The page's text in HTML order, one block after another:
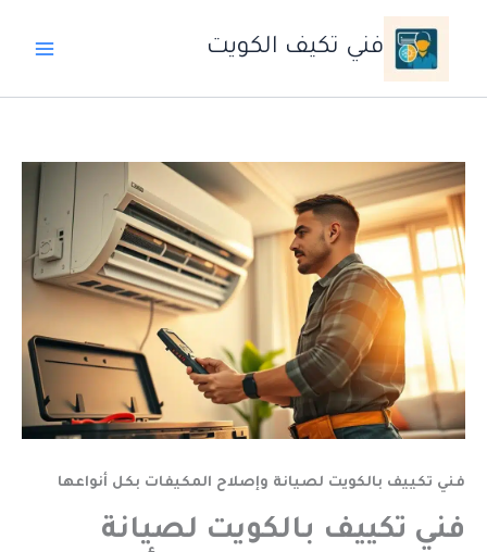
المحتوى
فني تكيف الكويت
فني تكييف بالكويت لصيانة وإصلاح المكيفات بكل أنواعها
فني تكييف بالكويت لصيانة